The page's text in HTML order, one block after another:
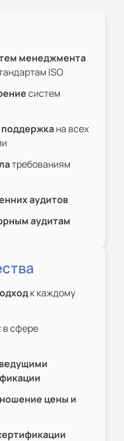
менеджмента
ISO
систем
поддержкана всех
требованиям
аудитов
аудитам
к каждому
в сфере
цены и